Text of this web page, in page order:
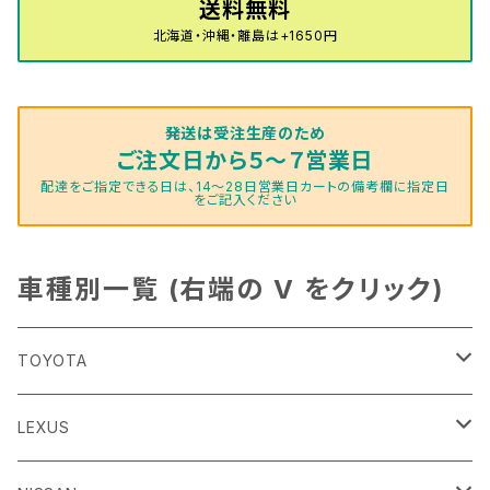
H26/1～R4/1 80系
H18/1～H24/5（前期）
エスティマ・ハイブリッド
オーリス
カムリ
カローラ・アクシオ（セダン）
R01/8～R4/7 20系6人乗
H29/12～R4/7 20系7人乗
R2/6~R8/6 15系(e-POWER)
H13/1～R4/8 F50・Y51
H11/1～H14/11 S15
H24/12～R3/10 TB17
ジューク
スカイライン
スカイライン・クロスオーバー
セドリック
H21/9～R2/4 S300系
H14/2～ SG/SH/SJ/SK系
プレオ
プレオプラス
レヴォーグ
レガシィB4
H24/11～H27/1 HB35S
H25/9～ DG16T
デミオ
ビアンテ
ファミリア バン
フレア
H16/12～ S300/S700系
ハイゼット・トラック
H28/4～R5/12 M700系
ミラ
ミラ・イース
ミラ・ココア
ミラ・トコット
H3/6～ JA/JB系
ジムニーノマド
H10/1～H14/1 JB33/43W
スイフト/スイフトスポーツ
スペーシア/スペーシアカスタム/スペーシアギア
スペーシアベース
ソリオ/ソリオバンディット
H25/1～ GN0W 7人乗
H30/3～ GK/GL系
H24/7～H29/1 BHGY51
デリカＤ：２
デリカＤ：３
デリカＤ：５
デリカミニ
H30/7～ JJ1・JJ2
H25/11～ JH1・JH2・JH3・JH4
S660
WR-V
ZR-V
アクティ バン/トラック
H15/9～H30/4 7L/7P系
H27/7～ 3CC/3CD系
H24/4～R3/4 16C系
ポロ
R1/6～
Ｓクラス
Ｖクラス
送料無料
北海道・沖縄・離島は+1650円
発送は受注生産のため
ご注文日から５～７営業日
配達をご指定できる日は、14～28日営業日カートの備考欄に指定日
をご記入ください
車種別一覧 (右端の V をクリック)
TOYOTA
86
LEXUS